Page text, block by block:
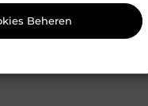
Beheren